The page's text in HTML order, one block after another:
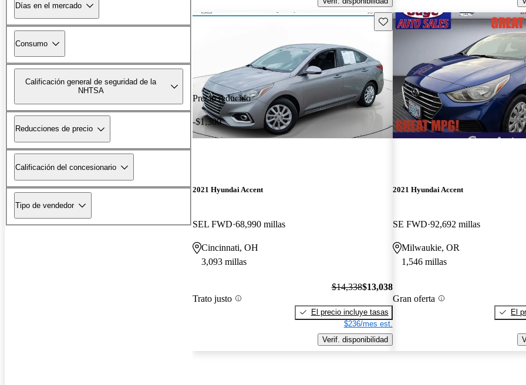
Días en el mercado
Consumo
Calificación general de seguridad de la
NHTSA
Reducciones de precio
Calificación del concesionario
Tipo de vendedor
Precio reducido
-$1,300
Guarda este Aviso
2021 Hyundai Accent
SEL FWD 68,990 millas
Cincinnati, OH
3,093 millas
Trato justo
$14,338$13,038
El precio incluye tasas
$236/mes est.
Verif. disponibilidad
2021 Hyundai Accent
SE FWD 92,692 millas
Milwaukie, OR
1,546 millas
Gran oferta
El